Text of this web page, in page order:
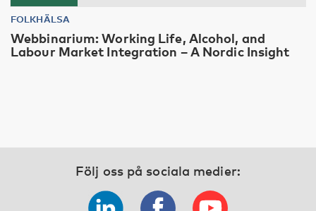
FOLKHÄLSA
Webbinarium: Working Life, Alcohol, and
Labour Market Integration – A Nordic Insight
Följ oss på sociala medier: